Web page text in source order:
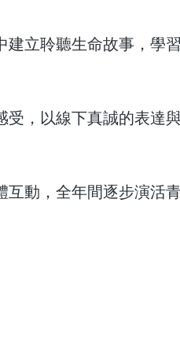
建立聆聽生命故事，學
，以線下真誠的表達
互動，全年間逐步演活